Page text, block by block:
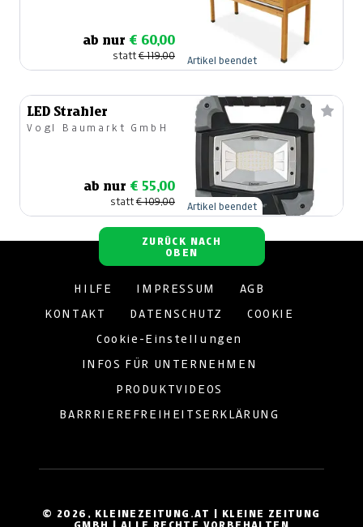
ab nur € 60,00
statt€ 119,00 Artikel beendet
LED Strahler
Vogl Baumarkt GmbH
ab nur € 55,00
statt€ 109,00 Artikel beendet
ZURÜCK NACH
OBEN
© 2026, KLEINEZEITUNG.AT | KLEINE ZEITUNG
GMBH | ALLE RECHTE VORBEHALTEN
HILFE IMPRESSUM AGB
KONTAKT DATENSCHUTZ COOKIE
Cookie-Einstellungen
INFOS FÜR UNTERNEHMEN
PRODUKTVIDEOS
BARRRIEREFREIHEITSERKLÄRUNG